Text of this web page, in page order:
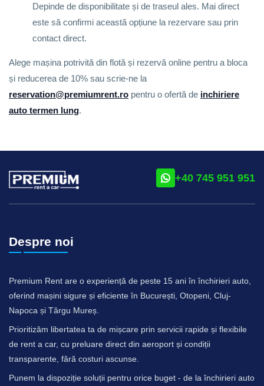
Depinde de disponibilitate și de traseul ales. Mai direct
este să confirmi această opțiune la rezervare sau prin
contact direct.
Alege mașina potrivită din flotă și rezervă online pentru a bloca
și reducerea de 10% sau scrie-ne la
reservation@premiumrent.ro pentru o ofertă de inchiriere
auto termen lung.
+40 745 951 951
Despre noi
Premium Rent are o experiență de peste 15 ani în închirieri auto,
oferind mașini sigure și eficiente în București, Otopeni, Cluj-
Napoca și Târgu Mureș.
Prioritizăm libertatea ta de mișcare prin servicii rapide și flexibile
de rent a car, cu preluare direct din aeroport și condiții
transparente, fără costuri ascunse.
Punem la dispoziție soluții pentru orice buget - de la închirieri auto